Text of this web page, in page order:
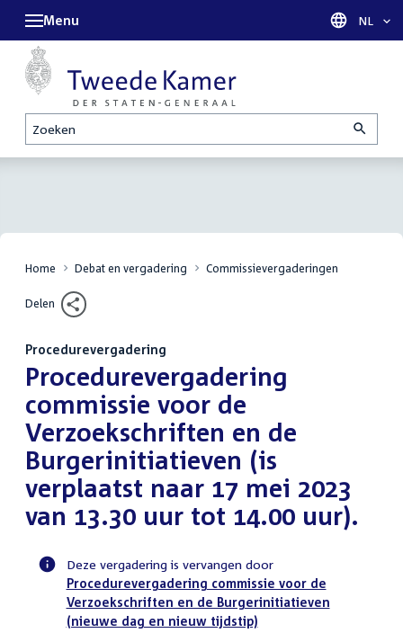
Zoeken
Menu Taal
NL
Home Debat en vergadering Commissievergaderingen
Delen
Procedurevergadering
:Procedurevergadering
commissie voor de
Verzoekschriften en de
Burgerinitiatieven (is
verplaatst naar 17 mei 2023
van 13.30 uur tot 14.00 uur).
Voortgangsstatus
commissie
Deze vergadering is vervangen door
Procedurevergadering commissie voor de
Verzoekschriften en de Burgerinitiatieven
(nieuwe dag en nieuw tijdstip)